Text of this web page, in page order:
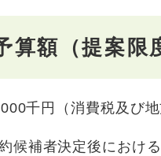
算額（提案限
千円（消費税及び地
候補者決定後におけ